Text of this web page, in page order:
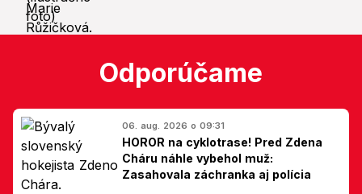
Odporúčame
06. aug. 2026 o 09:31
HOROR na cyklotrase! Pred Zdena
Cháru náhle vybehol muž:
Zasahovala záchranka aj polícia